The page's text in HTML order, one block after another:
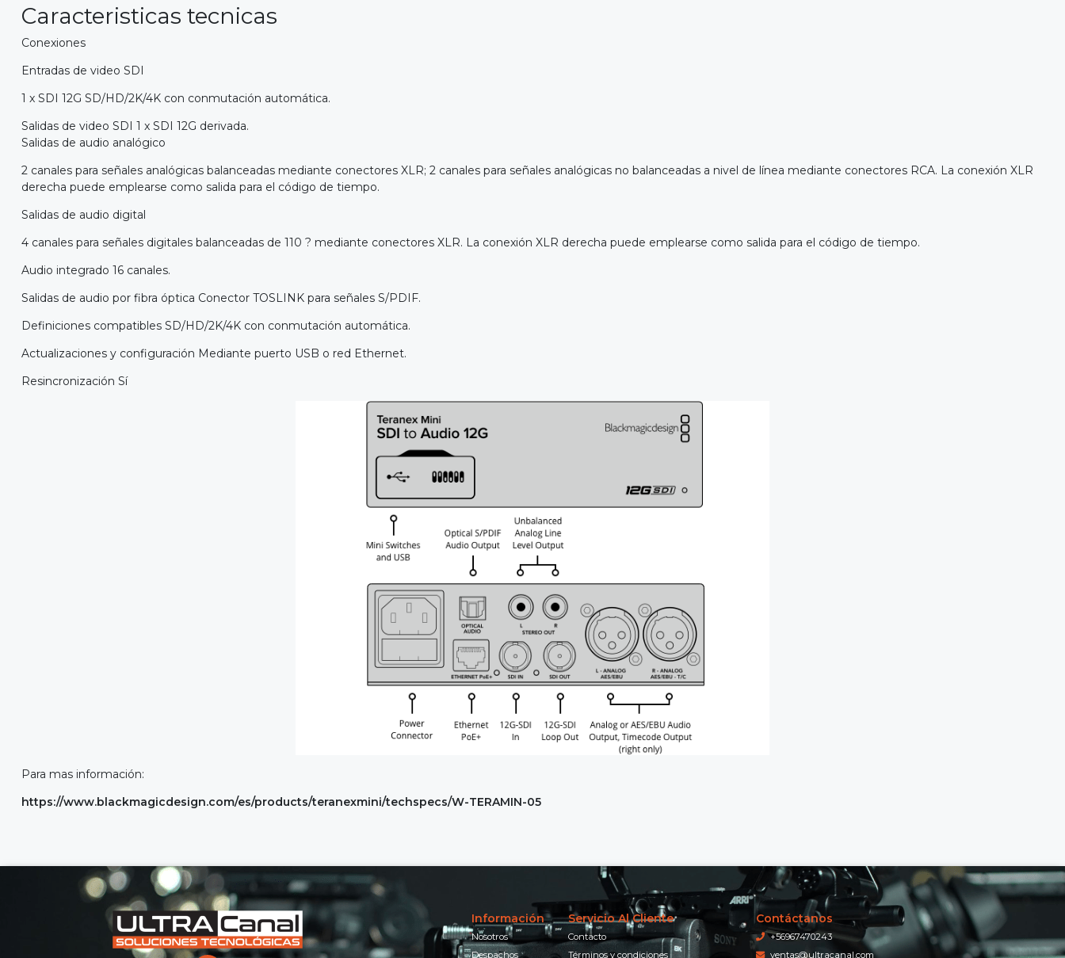
Caracteristicas tecnicas
Conexiones
Entradas de video SDI
1 x SDI 12G SD/HD/2K/4K con conmutación automática.
Salidas de video SDI 1 x SDI 12G derivada.
Salidas de audio analógico
2 canales para señales analógicas balanceadas mediante conectores XLR; 2 canales para señales analógicas no balanceadas a nivel de línea mediante conectores RCA. La conexión XLR
derecha puede emplearse como salida para el código de tiempo.
Salidas de audio digital
4 canales para señales digitales balanceadas de 110 ? mediante conectores XLR. La conexión XLR derecha puede emplearse como salida para el código de tiempo.
Audio integrado 16 canales.
Salidas de audio por fibra óptica Conector TOSLINK para señales S/PDIF.
Definiciones compatibles SD/HD/2K/4K con conmutación automática.
Actualizaciones y configuración Mediante puerto USB o red Ethernet.
Resincronización Sí
Para mas información:
https://www.blackmagicdesign.com/es/products/teranexmini/techspecs/W-TERAMIN-05
Información
Nosotros
Despachos
Servicio Al Cliente
Contacto
Términos y condiciones
Contáctanos
+56967470243
ventas@ultracanal.com